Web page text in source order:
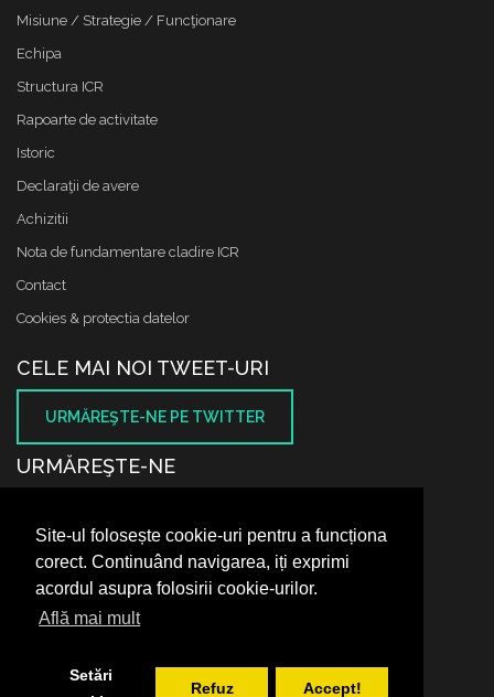
Site-ul folosește cookie-uri pentru a funcționa
corect. Continuând navigarea, iți exprimi
acordul asupra folosirii cookie-urilor.
Află mai mult
Setări
Refuz Accept!
Misiune / Strategie / Funcţionare
Echipa
Structura ICR
Rapoarte de activitate
Istoric
Declaraţii de avere
Achizitii
Nota de fundamentare cladire ICR
Contact
Cookies & protectia datelor
CELE MAI NOI TWEET-URI
URMĂREŞTE-NE PE TWITTER
URMĂREŞTE-NE
SUNTEM PE FACEBOOK